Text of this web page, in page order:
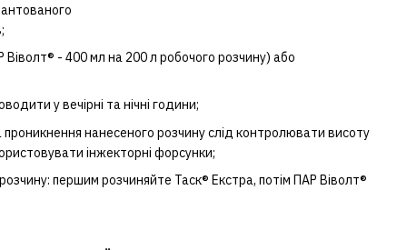
- 400 мл на 200 л робочого розчину) або
у вечірні та нічні години;
нанесеного розчину слід контролювати висоту
інжекторні форсунки;
першим розчиняйте Таск® Екстра, потім ПАР Віволт®